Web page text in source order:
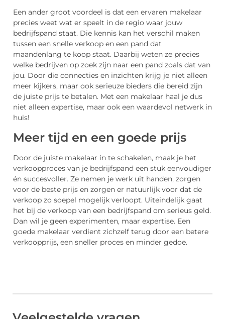
Een ander groot voordeel is dat een ervaren makelaar
precies weet wat er speelt in de regio waar jouw
bedrijfspand staat. Die kennis kan het verschil maken
tussen een snelle verkoop en een pand dat
maandenlang te koop staat. Daarbij weten ze precies
welke bedrijven op zoek zijn naar een pand zoals dat van
jou. Door die connecties en inzichten krijg je niet alleen
meer kijkers, maar ook serieuze bieders die bereid zijn
de juiste prijs te betalen. Met een makelaar haal je dus
niet alleen expertise, maar ook een waardevol netwerk in
huis!
Meer tijd en een goede prijs
Door de juiste makelaar in te schakelen, maak je het
verkoopproces van je bedrijfspand een stuk eenvoudiger
én succesvoller. Ze nemen je werk uit handen, zorgen
voor de beste prijs en zorgen er natuurlijk voor dat de
verkoop zo soepel mogelijk verloopt. Uiteindelijk gaat
het bij de verkoop van een bedrijfspand om serieus geld.
Dan wil je geen experimenten, maar expertise. Een
goede makelaar verdient zichzelf terug door een betere
verkoopprijs, een sneller proces en minder gedoe.